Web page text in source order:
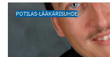
POTILAS-LÄÄKÄRISUHDE